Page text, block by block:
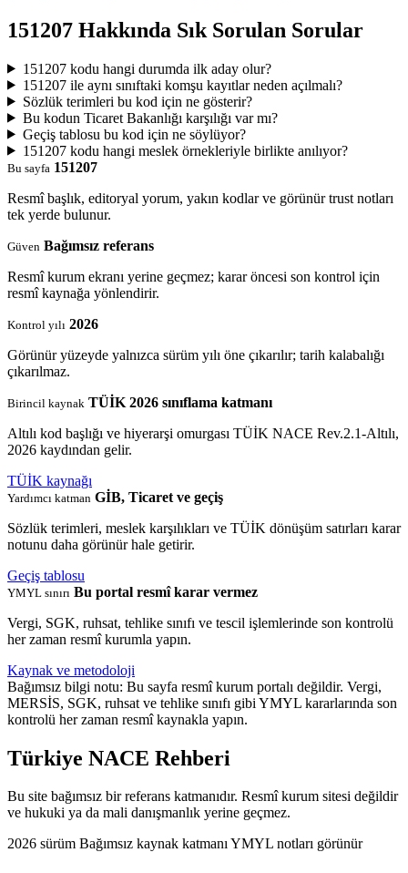
151207 Hakkında Sık Sorulan Sorular
151207 kodu hangi durumda ilk aday olur?
151207 ile aynı sınıftaki komşu kayıtlar neden açılmalı?
Sözlük terimleri bu kod için ne gösterir?
Bu kodun Ticaret Bakanlığı karşılığı var mı?
Geçiş tablosu bu kod için ne söylüyor?
151207 kodu hangi meslek örnekleriyle birlikte anılıyor?
Bu sayfa 151207
Resmî başlık, editoryal yorum, yakın kodlar ve görünür trust notları
tek yerde bulunur.
Güven Bağımsız referans
Resmî kurum ekranı yerine geçmez; karar öncesi son kontrol için
resmî kaynağa yönlendirir.
Kontrol yılı 2026
Görünür yüzeyde yalnızca sürüm yılı öne çıkarılır; tarih kalabalığı
çıkarılmaz.
Birincil kaynak TÜİK 2026 sınıflama katmanı
Altılı kod başlığı ve hiyerarşi omurgası TÜİK NACE Rev.2.1-Altılı,
2026 kaydından gelir.
TÜİK kaynağı
Yardımcı katman GİB, Ticaret ve geçiş
Sözlük terimleri, meslek karşılıkları ve TÜİK dönüşüm satırları karar
notunu daha görünür hale getirir.
Geçiş tablosu
YMYL sınırı Bu portal resmî karar vermez
Vergi, SGK, ruhsat, tehlike sınıfı ve tescil işlemlerinde son kontrolü
her zaman resmî kurumla yapın.
Kaynak ve metodoloji
Bağımsız bilgi notu: Bu sayfa resmî kurum portalı değildir. Vergi,
MERSİS, SGK, ruhsat ve tehlike sınıfı gibi YMYL kararlarında son
kontrolü her zaman resmî kaynakla yapın.
Türkiye NACE Rehberi
Bu site bağımsız bir referans katmanıdır. Resmî kurum sitesi değildir
ve hukuki ya da mali danışmanlık yerine geçmez.
2026 sürüm Bağımsız kaynak katmanıYMYL notları görünür